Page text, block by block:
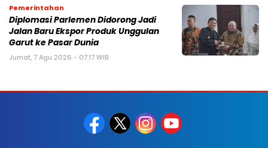
Pemerintahan
Diplomasi Parlemen Didorong Jadi
Jalan Baru Ekspor Produk Unggulan
Garut ke Pasar Dunia
Jumat, 7 Agu 2026 - 07:17 WIB